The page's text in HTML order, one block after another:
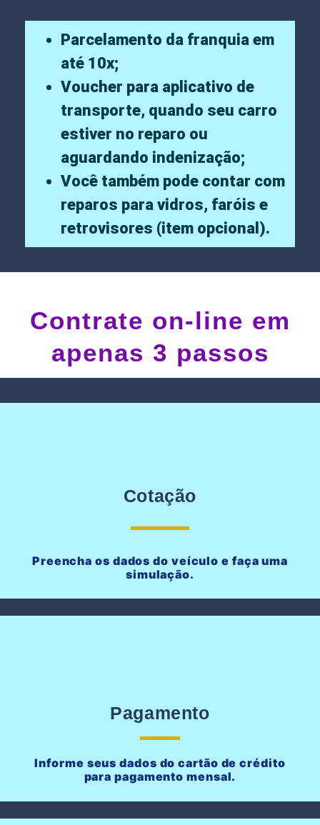
Parcelamento da franquia em
até 10x;
Voucher para aplicativo de
transporte, quando seu carro
estiver no reparo ou
aguardando indenização;
Você também pode contar com
reparos para vidros, faróis e
retrovisores (item opcional).
Contrate on-line em
apenas 3 passos
Cotação
Preencha os dados do veículo e faça uma
simulação.
Pagamento
Informe seus dados do cartão de crédito
para pagamento mensal.